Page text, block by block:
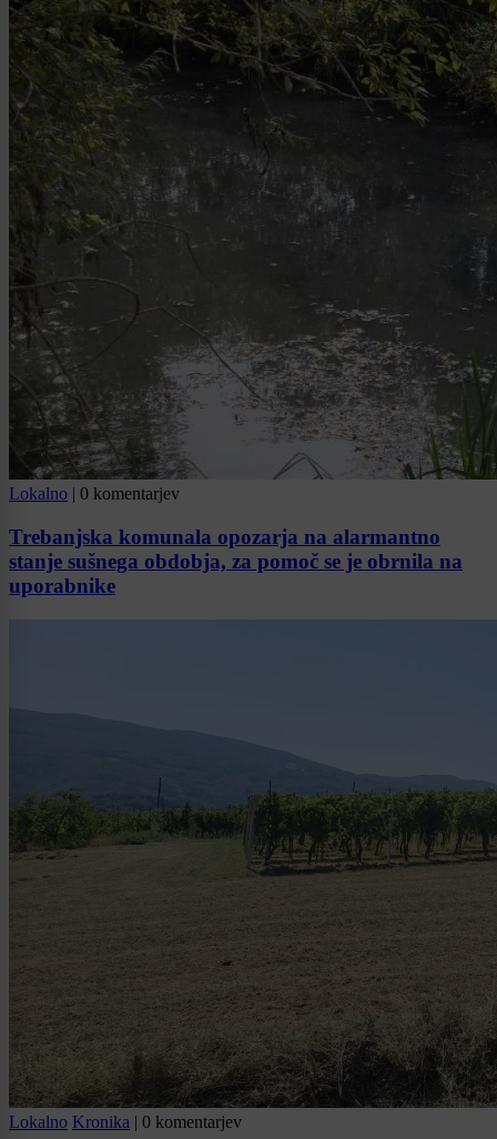
Lokalno | 0 komentarjev
Trebanjska komunala opozarja na alarmantno
stanje sušnega obdobja, za pomoč se je obrnila na
uporabnike
Lokalno Kronika | 0 komentarjev